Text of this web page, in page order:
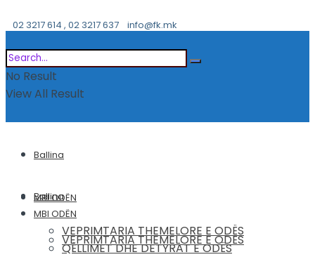
02 3217 614 , 02 3217 637 info@fk.mk
No Result
View All Result
Ballina
MBI ODËN
VEPRIMTARIA THEMELORE E ODËS
Ballina
MBI ODËN
VEPRIMTARIA THEMELORE E ODËS
QËLLIMET DHE DETYRAT E ODËS